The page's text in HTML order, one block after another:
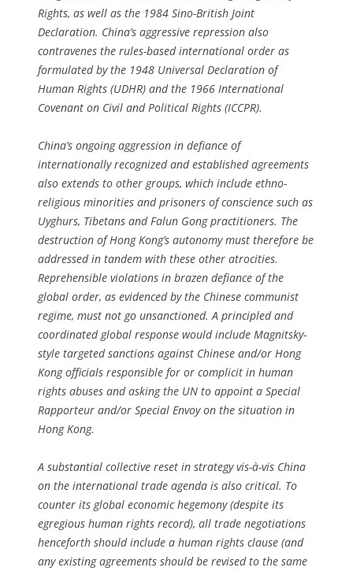
Rights, as well as the 1984 Sino-British Joint
Declaration. China’s aggressive repression also
contravenes the rules-based international order as
formulated by the 1948 Universal Declaration of
Human Rights (UDHR) and the 1966 International
Covenant on Civil and Political Rights (ICCPR).
China’s ongoing aggression in defiance of
internationally recognized and established agreements
also extends to other groups, which include ethno-
religious minorities and prisoners of conscience such as
Uyghurs, Tibetans and Falun Gong practitioners. The
destruction of Hong Kong’s autonomy must therefore be
addressed in tandem with these other atrocities.
Reprehensible violations in brazen defiance of the
global order, as evidenced by the Chinese communist
regime, must not go unsanctioned. A principled and
coordinated global response would include Magnitsky-
style targeted sanctions against Chinese and/or Hong
Kong officials responsible for or complicit in human
rights abuses and asking the UN to appoint a Special
Rapporteur and/or Special Envoy on the situation in
Hong Kong.
A substantial collective reset in strategy vis-à-vis China
on the international trade agenda is also critical. To
counter its global economic hegemony (despite its
egregious human rights record), all trade negotiations
henceforth should include a human rights clause (and
any existing agreements should be revised to the same